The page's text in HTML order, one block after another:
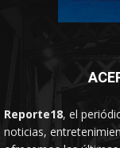
Reporte18, el
noticias,